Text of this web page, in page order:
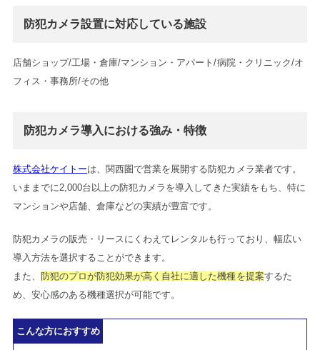
防犯カメラ設置に対応している施設
店舗ショップ/工場・倉庫/マンション・アパート/病院・クリニック/オ
フィス・事務所/その他
防犯カメラ導入における強み・特徴
株式会社ケイトーは、関西圏で営業を展開する防犯カメラ業者です。
いままでに2,000台以上の防犯カメラを導入してきた実績をもち、特に
マンションや店舗、倉庫などの実績が豊富です。
防犯カメラの販売・リースにくわえてレンタルも行っており、幅広い
導入方法を選択することができます。
また、 防犯のプロが防犯効果が高く自社に適した機種を提案するた
め、安心感のある機種選択が可能です。
こんな方におすすめ